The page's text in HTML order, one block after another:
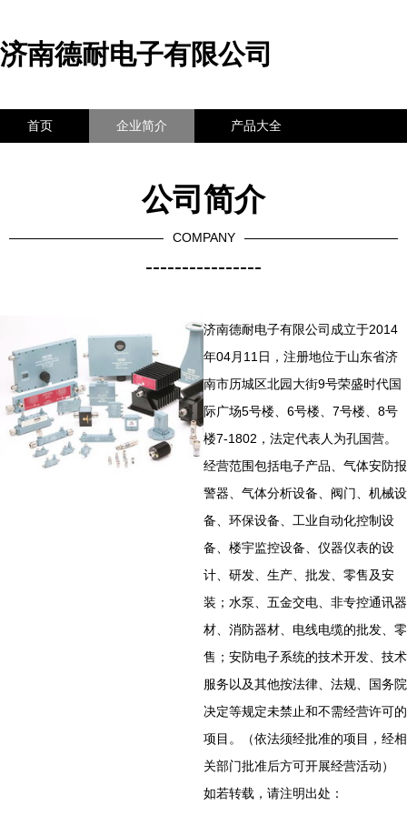
济南德耐电子有限公司
首页 企业简介 产品大全
公司简介
COMPANY
----------------
济南德耐电子有限公司成立于2014
年04月11日，注册地位于山东省济
南市历城区北园大街9号荣盛时代国
际广场5号楼、6号楼、7号楼、8号
楼7-1802，法定代表人为孔国营。
经营范围包括电子产品、气体安防报
警器、气体分析设备、阀门、机械设
备、环保设备、工业自动化控制设
备、楼宇监控设备、仪器仪表的设
计、研发、生产、批发、零售及安
装；水泵、五金交电、非专控通讯器
材、消防器材、电线电缆的批发、零
售；安防电子系统的技术开发、技术
服务以及其他按法律、法规、国务院
决定等规定未禁止和不需经营许可的
项目。（依法须经批准的项目，经相
关部门批准后方可开展经营活动）
如若转载，请注明出处：